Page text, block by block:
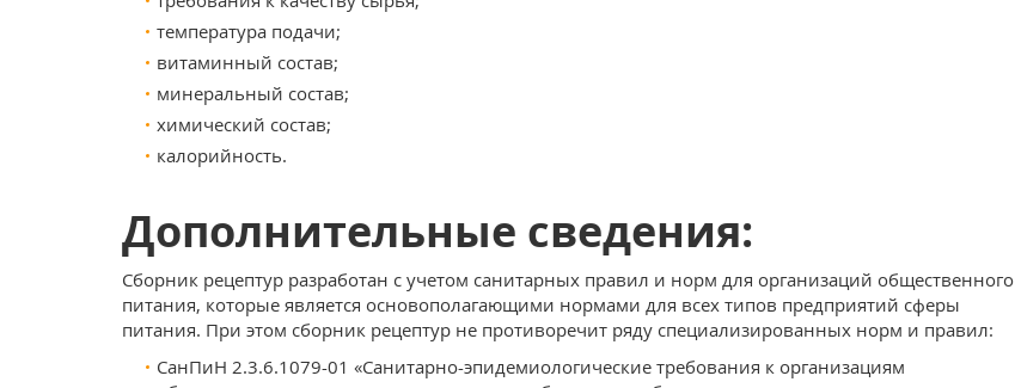
температура подачи;
витаминный состав;
минеральный состав;
химический состав;
калорийность.
Дополнительные сведения:
Сборник рецептур разработан с учетом санитарных правил и норм для организаций общественного
питания, которые является основополагающими нормами для всех типов предприятий сферы
питания. При этом сборник рецептур не противоречит ряду специализированных норм и правил:
СанПиН 2.3.6.1079-01 «Санитарно-эпидемиологические требования к организациям